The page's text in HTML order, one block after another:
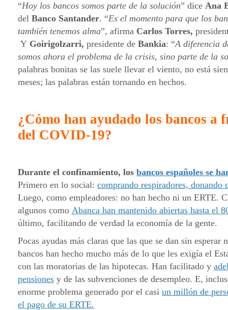
“Hoy los bancos somos parte de la solución” dice Ana
del Banco Santander. “Es el momento para que los
también tenemos alma”, afirma Carlos Torres,
Y Goirigolzarri, presidente de Bankia: “A diferencia
somos ahora el problema de la crisis, sino parte de la
palabras bonitas se las suele llevar el viento, no está
meses; las palabras están tornando en hechos.
¿Cómo han ayudado los bancos a
del COVID-19?
Durante el confinamiento, los bancos españoles se
Primero en lo social: comprando respiradores, donando
Luego, como empleadores: no han hecho ni un ERTE.
algunos como Abanca han mantenido abiertas hasta el
último, facilitando de verdad la economía de la gente.
Pocas ayudas más claras que las que se dan sin esperar
bancos han hecho mucho más de lo que les exigía el
con las moratorias de las hipotecas. Han facilitado y
pensiones y de las subvenciones de desempleo. E,
enorme problema generado por el casi un millón de
el pago de su ERTE.